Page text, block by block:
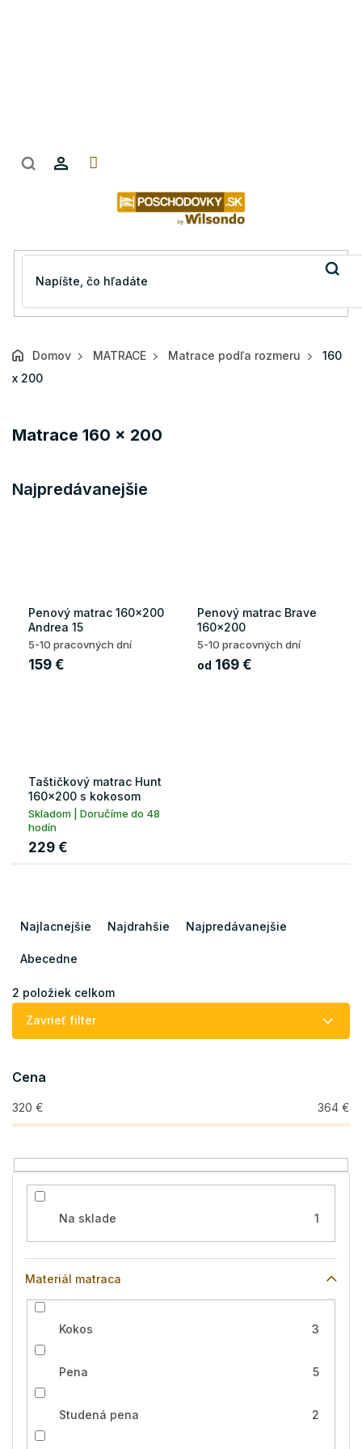
Domov MATRACE Matrace podľa rozmeru
160
x 200
Matrace 160 x 200
Najpredávanejšie
Penový matrac 160x200
Andrea 15
5-10 pracovných dní
159 €
Penový matrac Brave
160x200
5-10 pracovných dní
od 169 €
Taštičkový matrac Hunt
160x200 s kokosom
Skladom | Doručíme do 48
hodín
229 €
e
i
d
u
k
o
v
Najlacnejšie Najdrahšie Najpredávanejšie
Abecedne
2 položiek celkom
Zavrieť filter
Cena
320 € 364 €
Na sklade 1
Materiál matraca
Kokos 3
Pena 5
Studená pena 2